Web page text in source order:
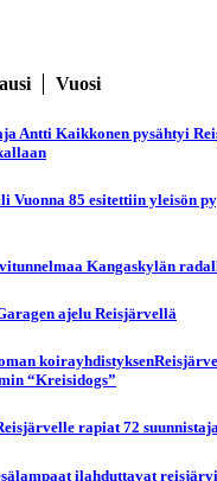
Vuosi
Antti Kaikkonen pysähtyi
Vuonna 85 esitettiin yleisön
Kangaskylän
ajelu Reisjärvellä
“Kreisidogs”
rapiat 72
ilahduttavat